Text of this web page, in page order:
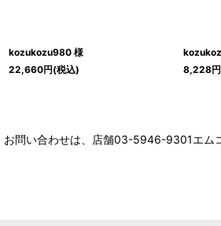
kozukozu980 様
22,660円(税込)
8,228円
お問い合わせは、店舗03-5946-9301エム